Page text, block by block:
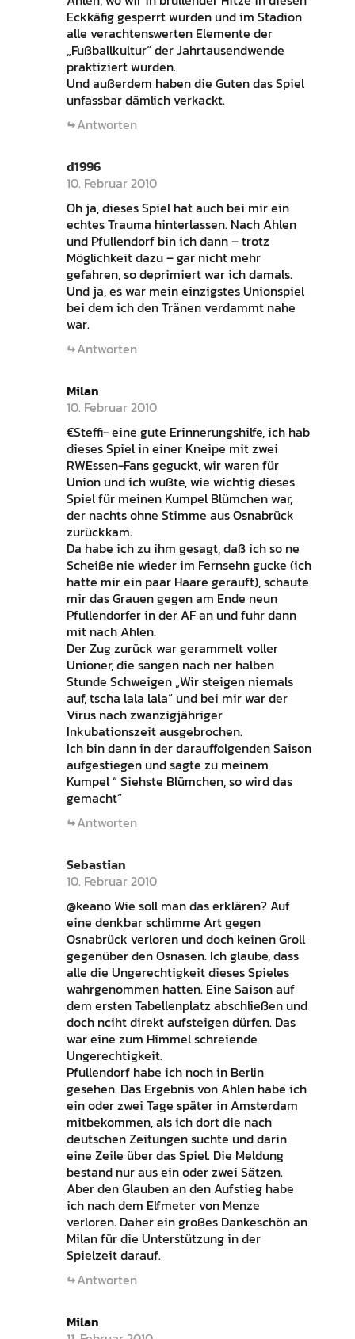
Eckkäfig gesperrt wurden und im Stadion
alle verachtenswerten Elemente der
„Fußballkultur“ der Jahrtausendwende
praktiziert wurden.
Und außerdem haben die Guten das Spiel
unfassbar dämlich verkackt.
Antworten
d1996
10. Februar 2010
Oh ja, dieses Spiel hat auch bei mir ein
echtes Trauma hinterlassen. Nach Ahlen
und Pfullendorf bin ich dann – trotz
Möglichkeit dazu – gar nicht mehr
gefahren, so deprimiert war ich damals.
Und ja, es war mein einzigstes Unionspiel
bei dem ich den Tränen verdammt nahe
war.
Antworten
Milan
10. Februar 2010
€Steffi- eine gute Erinnerungshilfe, ich hab
dieses Spiel in einer Kneipe mit zwei
RWEssen-Fans geguckt, wir waren für
Union und ich wußte, wie wichtig dieses
Spiel für meinen Kumpel Blümchen war,
der nachts ohne Stimme aus Osnabrück
zurückkam.
Da habe ich zu ihm gesagt, daß ich so ne
Scheiße nie wieder im Fernsehn gucke (ich
hatte mir ein paar Haare gerauft), schaute
mir das Grauen gegen am Ende neun
Pfullendorfer in der AF an und fuhr dann
mit nach Ahlen.
Der Zug zurück war gerammelt voller
Unioner, die sangen nach ner halben
Stunde Schweigen „Wir steigen niemals
auf, tscha lala lala“ und bei mir war der
Virus nach zwanzigjähriger
Inkubationszeit ausgebrochen.
Ich bin dann in der darauffolgenden Saison
aufgestiegen und sagte zu meinem
Kumpel “ Siehste Blümchen, so wird das
gemacht“
Antworten
Sebastian
10. Februar 2010
@keano Wie soll man das erklären? Auf
eine denkbar schlimme Art gegen
Osnabrück verloren und doch keinen Groll
gegenüber den Osnasen. Ich glaube, dass
alle die Ungerechtigkeit dieses Spieles
wahrgenommen hatten. Eine Saison auf
dem ersten Tabellenplatz abschließen und
doch nciht direkt aufsteigen dürfen. Das
war eine zum Himmel schreiende
Ungerechtigkeit.
Pfullendorf habe ich noch in Berlin
gesehen. Das Ergebnis von Ahlen habe ich
ein oder zwei Tage später in Amsterdam
mitbekommen, als ich dort die nach
deutschen Zeitungen suchte und darin
eine Zeile über das Spiel. Die Meldung
bestand nur aus ein oder zwei Sätzen.
Aber den Glauben an den Aufstieg habe
ich nach dem Elfmeter von Menze
verloren. Daher ein großes Dankeschön an
Milan für die Unterstützung in der
Spielzeit darauf.
Antworten
Milan